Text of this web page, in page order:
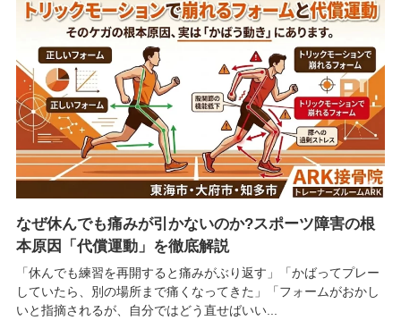
なぜ休んでも痛みが引かないのか?スポーツ障害の根
本原因「代償運動」を徹底解説
「休んでも練習を再開すると痛みがぶり返す」「かばってプレー
していたら、別の場所まで痛くなってきた」「フォームがおかし
いと指摘されるが、自分ではどう直せばいい...